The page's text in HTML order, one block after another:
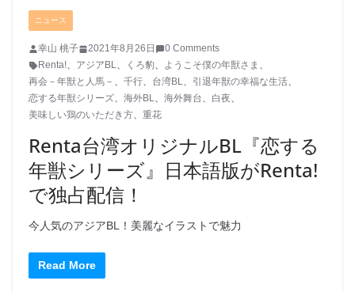
ニュース
幸山 桃子 2021年8月26日
0 Comments
Renta!、 アジアBL、 くろ豹、 ようこそ僕の年獣さま 、
再会－年獣と人馬－ 、 千行、 台湾BL、 引退年獣の幸福な生活、
恋する年獣シリーズ、 海外BL、 海外舞台、 白夜、
美味しい鶏のいただき方、 重花
Renta台湾オリジナルBL『恋する
年獣シリーズ』日本語版がRenta!
で独占配信！
今人気のアジアBL！美麗なイラストで魅力
Read More